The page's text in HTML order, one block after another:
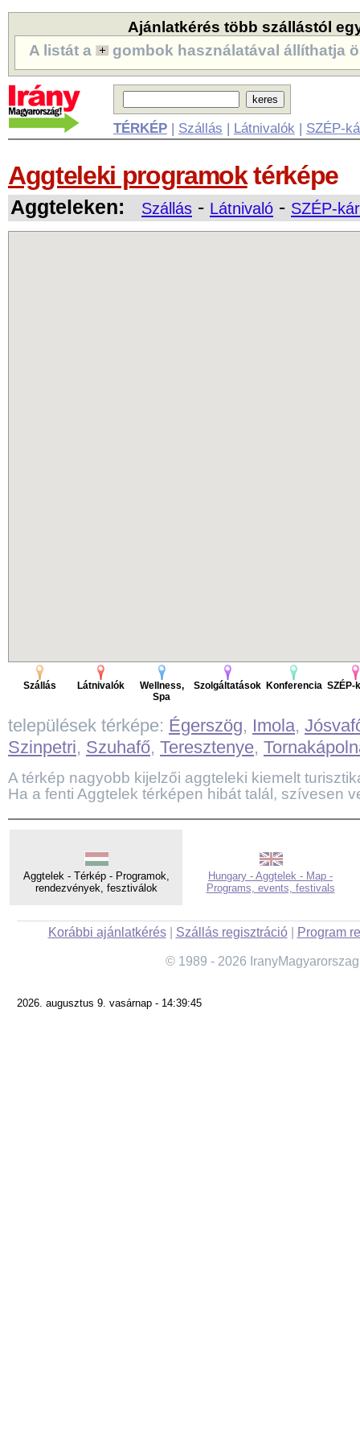
Ajánlatkérés több szállástól
A listát a
gombok használatával állíthatja
TÉRKÉP| Szállás | Látnivalók | SZÉP-
Aggteleki programoktérképe
Aggteleken: Szállás - Látnivaló - SZÉP-
Szállás Látnivalók
Wellness,
Spa
Szolgáltatások Konferencia SZÉP-
települések térképe: Égerszög, Imola,
Szinpetri, Szuhafő, Teresztenye,
A térkép nagyobb kijelzői aggteleki kiemelt
Ha a fenti Aggtelek térképen hibát talál, szívesen
Aggtelek - Térkép - Programok,
rendezvények, fesztiválok
Hungary - Aggtelek - Map -
Programs, events, festivals
Korábbi ajánlatkérés| Szállás regisztráció| Program
© 1989 - 2026
2026. augusztus 9. vasárnap - 14:39:45